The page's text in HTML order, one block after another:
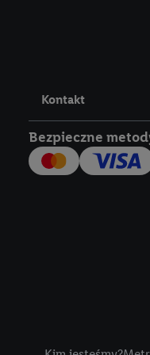
Kontakt
Bezpieczne